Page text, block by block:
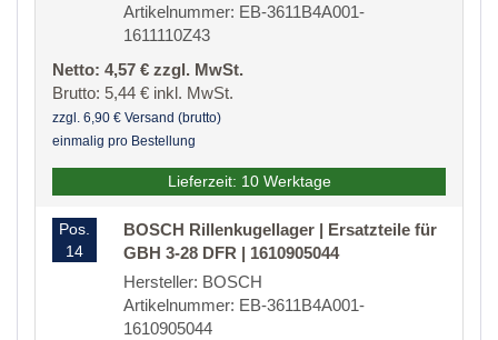
Artikelnummer: EB-3611B4A001-
1611110Z43
Netto: 4,57 € zzgl. MwSt.
Brutto: 5,44 € inkl. MwSt.
zzgl. 6,90 € Versand (brutto)
einmalig pro Bestellung
Lieferzeit: 10 Werktage
Pos.
14
BOSCH Rillenkugellager | Ersatzteile für
GBH 3-28 DFR | 1610905044
Hersteller: BOSCH
Artikelnummer: EB-3611B4A001-
1610905044